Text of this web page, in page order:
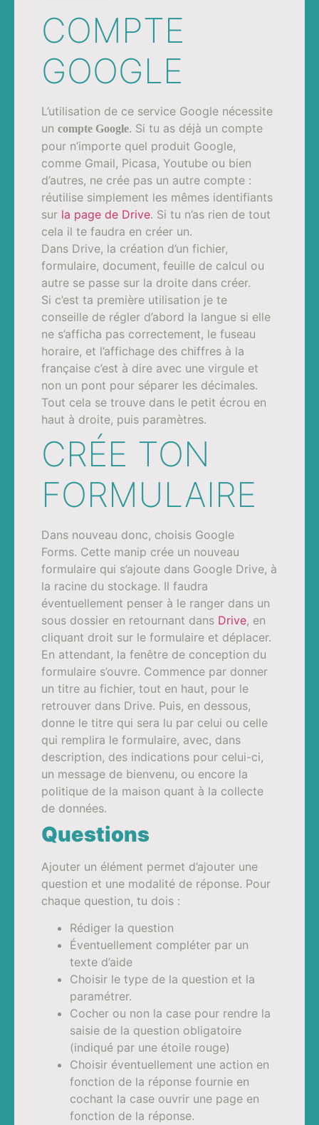
COMPTE
GOOGLE
L’utilisation de ce service Google nécessite
uncompte Google. Si tu as déjà un compte
pour n’importe quel produit Google,
comme Gmail, Picasa, Youtube ou bien
d’autres, ne crée pas un autre compte :
réutilise simplement les mêmes identifiants
sur la page de Drive. Si tu n’as rien de tout
cela il te faudra en créer un.
Dans Drive, la création d’un fichier,
formulaire, document, feuille de calcul ou
autre se passe sur la droite dans créer.
Si c’est ta première utilisation je te
conseille de régler d’abord la langue si elle
ne s’afficha pas correctement, le fuseau
horaire, et l’affichage des chiffres à la
française c’est à dire avec une virgule et
non un pont pour séparer les décimales.
Tout cela se trouve dans le petit écrou en
haut à droite, puis paramètres.
CRÉE TON
FORMULAIRE
Dans nouveau donc, choisis Google
Forms. Cette manip crée un nouveau
formulaire qui s’ajoute dans Google Drive, à
la racine du stockage. Il faudra
éventuellement penser à le ranger dans un
sous dossier en retournant dans Drive, en
cliquant droit sur le formulaire et déplacer.
En attendant, la fenêtre de conception du
formulaire s’ouvre. Commence par donner
un titre au fichier, tout en haut, pour le
retrouver dans Drive. Puis, en dessous,
donne le titre qui sera lu par celui ou celle
qui remplira le formulaire, avec, dans
description, des indications pour celui-ci,
un message de bienvenu, ou encore la
politique de la maison quant à la collecte
de données.
Questions
Ajouter un élément permet d’ajouter une
question et une modalité de réponse. Pour
chaque question, tu dois :
Rédiger la question
Éventuellement compléter par un
texte d’aide
Choisir le type de la question et la
paramétrer.
Cocher ou non la case pour rendre la
saisie de la question obligatoire
(indiqué par une étoile rouge)
Choisir éventuellement une action en
fonction de la réponse fournie en
cochant la case ouvrir une page en
fonction de la réponse.